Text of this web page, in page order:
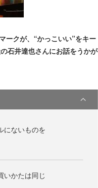
ークが、“かっこいい”をキー
石井達也さんにお話をうかが
にないものを
いかたは同じ